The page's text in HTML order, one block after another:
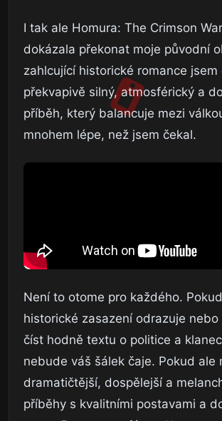
I tak ale Homura: The Crimson
dokázala překonat moje původní
zahlcující historické romance jsem
překvapivě silný, atmosférický a
příběh, který balancuje mezi
mnohem lépe, než jsem čekal.
Není to otome pro každého.
historické zasazení odrazuje nebo
číst hodně textu o politice a
nebude váš šálek čaje. Pokud ale
dramatičtější, dospělejší a
příběhy s kvalitními postavami a